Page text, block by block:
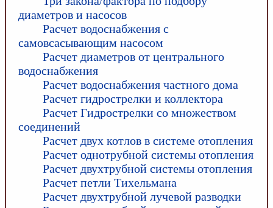
диаметров и насосов
Расчет водоснабжения с
самовсасывающим насосом
Расчет диаметров от центрального
водоснабжения
Расчет водоснабжения частного дома
Расчет гидрострелки и коллектора
Расчет Гидрострелки со множеством
соединений
Расчет двух котлов в системе отопления
Расчет однотрубной системы отопления
Расчет двухтрубной системы отопления
Расчет петли Тихельмана
Расчет двухтрубной лучевой разводки